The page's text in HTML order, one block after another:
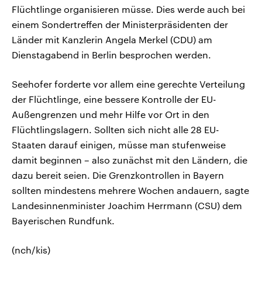
Flüchtlinge organisieren müsse. Dies werde auch bei
einem Sondertreffen der Ministerpräsidenten der
Länder mit Kanzlerin Angela Merkel (CDU) am
Dienstagabend in Berlin besprochen werden.
Seehofer forderte vor allem eine gerechte Verteilung
der Flüchtlinge, eine bessere Kontrolle der EU-
Außengrenzen und mehr Hilfe vor Ort in den
Flüchtlingslagern. Sollten sich nicht alle 28 EU-
Staaten darauf einigen, müsse man stufenweise
damit beginnen – also zunächst mit den Ländern, die
dazu bereit seien. Die Grenzkontrollen in Bayern
sollten mindestens mehrere Wochen andauern, sagte
Landesinnenminister Joachim Herrmann (CSU) dem
Bayerischen Rundfunk.
(nch/kis)